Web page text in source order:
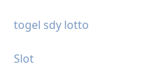
togel sdy lotto
Slot